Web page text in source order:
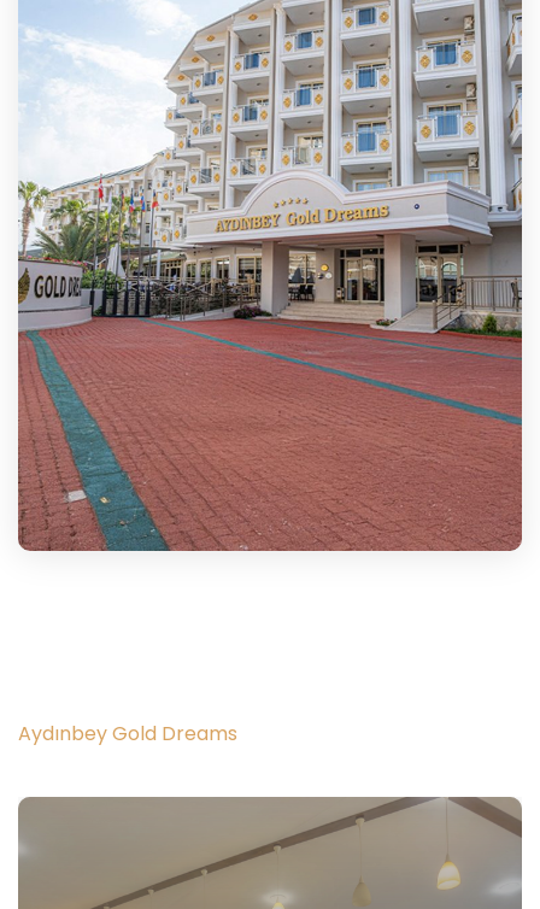
Aydınbey Gold Dreams